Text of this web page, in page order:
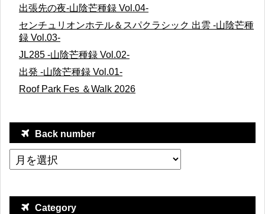
出張先の夜-山陰芒種録 Vol.04-
センチュリオンホテル＆スパクラシック 出雲 -山陰芒種
録 Vol.03-
JL285 -山陰芒種録 Vol.02-
出発 -山陰芒種録 Vol.01-
Roof Park Fes ＆Walk 2026
Back number
Category